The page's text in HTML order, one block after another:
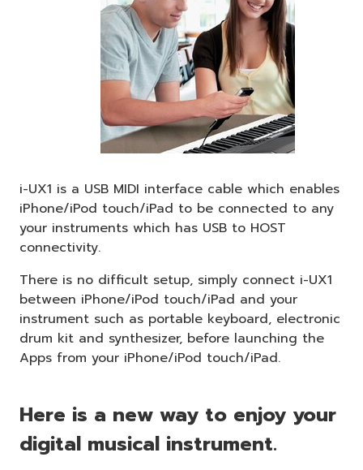
i-UX1 is a USB MIDI interface cable which enables
iPhone/iPod touch/iPad to be connected to any
your instruments which has USB to HOST
connectivity.
There is no difficult setup, simply connect i-UX1
between iPhone/iPod touch/iPad and your
instrument such as portable keyboard, electronic
drum kit and synthesizer, before launching the
Apps from your iPhone/iPod touch/iPad.
Here is a new way to enjoy your
digital musical instrument.